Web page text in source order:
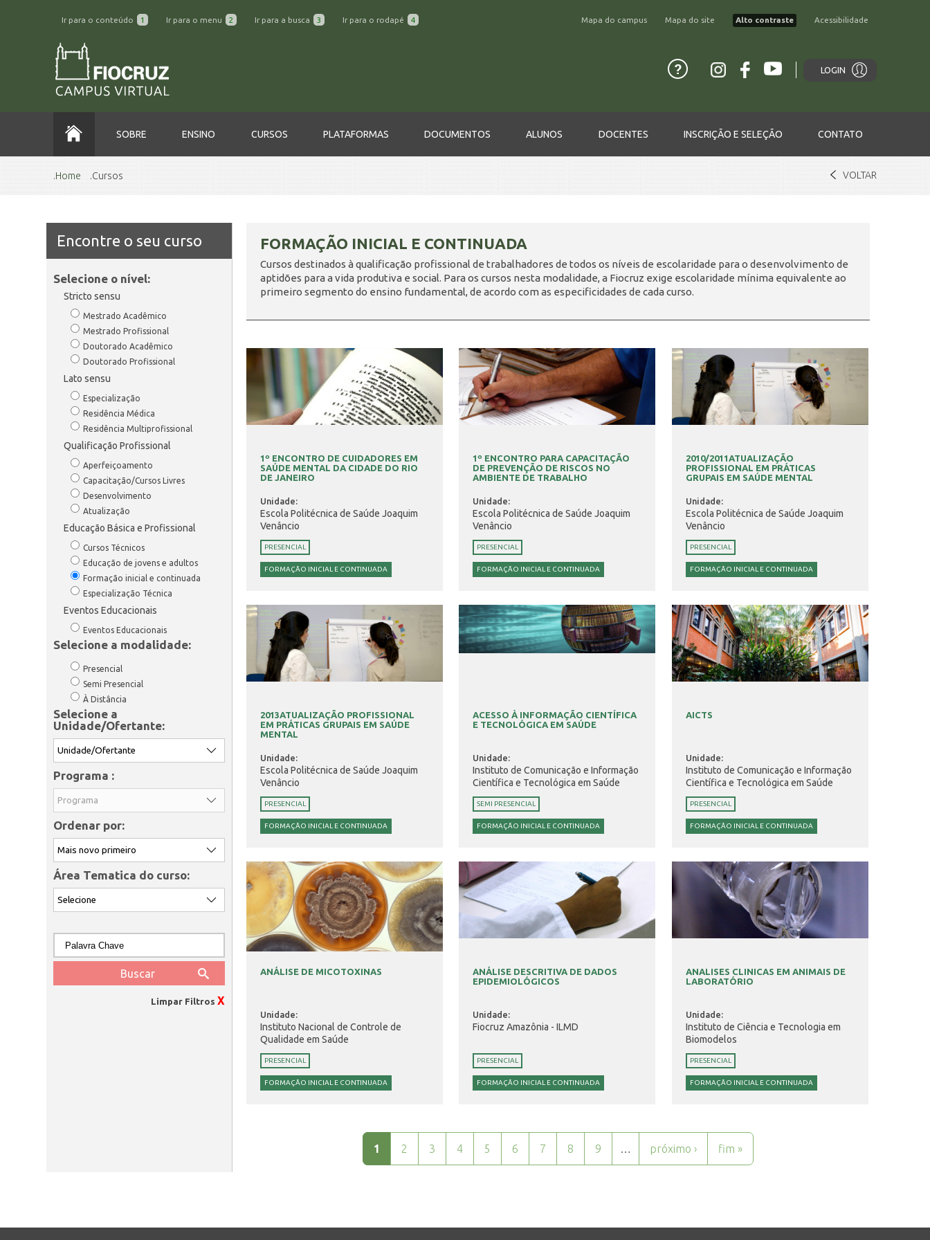
Ir para o conteúdo 1 Ir para o menu 2 Ir para a busca 3 Ir para o rodapé 4 Mapa do campus Mapa do site Alto contraste Acessibilidade
LOGIN
SOBRE ENSINO CURSOS PLATAFORMAS DOCUMENTOS ALUNOS DOCENTES INSCRIÇÃO E SELEÇÃO CONTATO
Home Cursos VOLTAR
Encontre o seu curso
Selecione o nível:
Stricto sensu
Mestrado Acadêmico
Mestrado Profissional
Doutorado Acadêmico
Doutorado Profissional
Lato sensu
Especialização
Residência Médica
Residência Multiprofissional
Qualificação Profissional
Aperfeiçoamento
Capacitação/Cursos Livres
Desenvolvimento
Atualização
Educação Básica e Profissional
Cursos Técnicos
Educação de jovens e adultos
Formação inicial e continuada
Especialização Técnica
Eventos Educacionais
Eventos Educacionais
Selecione a modalidade:
Presencial
Semi Presencial
À Distância
Selecione a
Unidade/Ofertante:
Programa :
Ordenar por:
Área Tematica do curso:
Limpar Filtros X
FORMAÇÃO INICIAL E CONTINUADA
Cursos destinados à qualificação profissional de trabalhadores de todos os níveis de escolaridade para o desenvolvimento de
aptidões para a vida produtiva e social. Para os cursos nesta modalidade, a Fiocruz exige escolaridade mínima equivalente ao
primeiro segmento do ensino fundamental, de acordo com as especificidades de cada curso.
1º ENCONTRO DE CUIDADORES EM
SAÚDE MENTAL DA CIDADE DO RIO
DE JANEIRO
Unidade:
Escola Politécnica de Saúde Joaquim
Venâncio
PRESENCIAL
FORMAÇÃO INICIAL E CONTINUADA
1º ENCONTRO PARA CAPACITAÇÃO
DE PREVENÇÃO DE RISCOS NO
AMBIENTE DE TRABALHO
Unidade:
Escola Politécnica de Saúde Joaquim
Venâncio
PRESENCIAL
FORMAÇÃO INICIAL E CONTINUADA
2010/2011ATUALIZAÇÃO
PROFISSIONAL EM PRÁTICAS
GRUPAIS EM SAÚDE MENTAL
Unidade:
Escola Politécnica de Saúde Joaquim
Venâncio
PRESENCIAL
FORMAÇÃO INICIAL E CONTINUADA
2013ATUALIZAÇÃO PROFISSIONAL
EM PRÁTICAS GRUPAIS EM SAÚDE
MENTAL
Unidade:
Escola Politécnica de Saúde Joaquim
Venâncio
PRESENCIAL
FORMAÇÃO INICIAL E CONTINUADA
ACESSO À INFORMAÇÃO CIENTÍFICA
E TECNOLÓGICA EM SAÚDE
Unidade:
Instituto de Comunicação e Informação
Científica e Tecnológica em Saúde
SEMI PRESENCIAL
FORMAÇÃO INICIAL E CONTINUADA
AICTS
Unidade:
Instituto de Comunicação e Informação
Científica e Tecnológica em Saúde
PRESENCIAL
FORMAÇÃO INICIAL E CONTINUADA
ANÁLISE DE MICOTOXINAS
Unidade:
Instituto Nacional de Controle de
Qualidade em Saúde
PRESENCIAL
FORMAÇÃO INICIAL E CONTINUADA
ANÁLISE DESCRITIVA DE DADOS
EPIDEMIOLÓGICOS
Unidade:
Fiocruz Amazônia - ILMD
PRESENCIAL
FORMAÇÃO INICIAL E CONTINUADA
ANALISES CLINICAS EM ANIMAIS DE
LABORATÓRIO
Unidade:
Instituto de Ciência e Tecnologia em
Biomodelos
PRESENCIAL
FORMAÇÃO INICIAL E CONTINUADA
1 2 3 4 5 6 7 8 9 … próximo › fim »